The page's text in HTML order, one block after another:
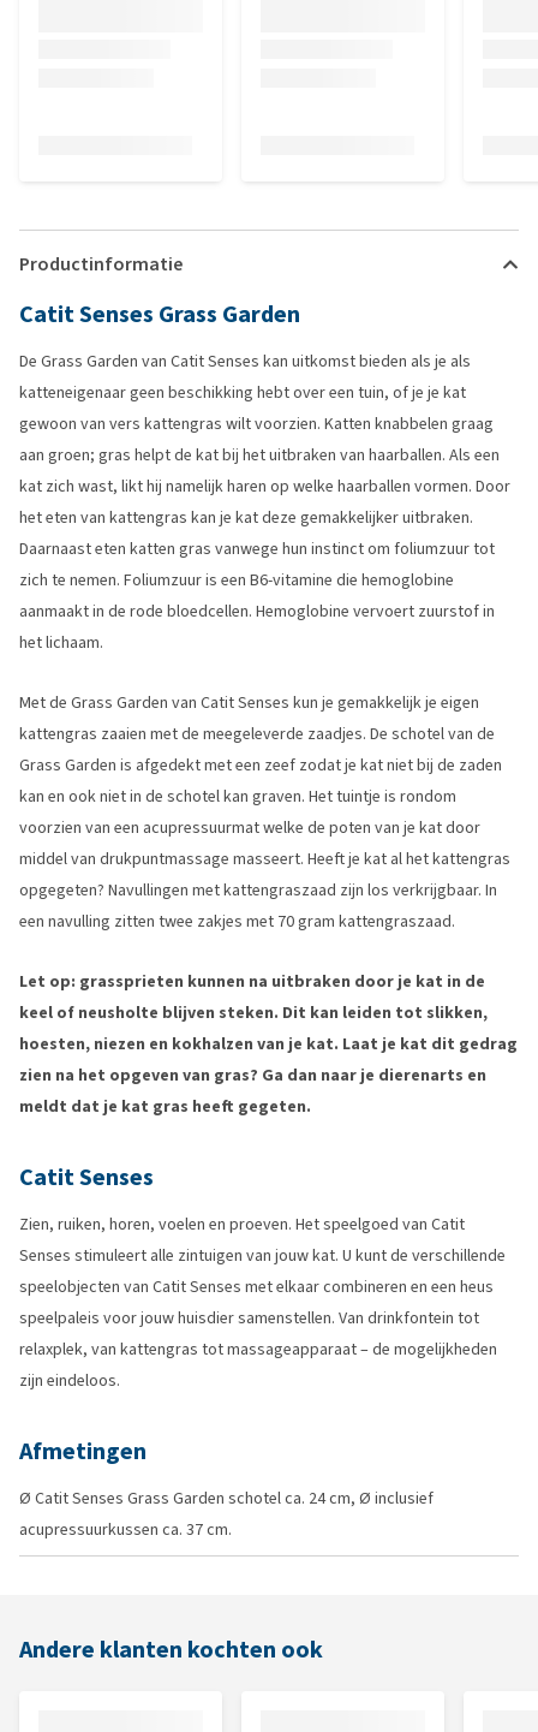
Productinformatie
Catit Senses Grass Garden
De Grass Garden van Catit Senses kan uitkomst bieden als je als
katteneigenaar geen beschikking hebt over een tuin, of je je kat
gewoon van vers kattengras wilt voorzien. Katten knabbelen graag
aan groen; gras helpt de kat bij het uitbraken van haarballen. Als een
kat zich wast, likt hij namelijk haren op welke haarballen vormen. Door
het eten van kattengras kan je kat deze gemakkelijker uitbraken.
Daarnaast eten katten gras vanwege hun instinct om foliumzuur tot
zich te nemen. Foliumzuur is een B6-vitamine die hemoglobine
aanmaakt in de rode bloedcellen. Hemoglobine vervoert zuurstof in
het lichaam.
Met de Grass Garden van Catit Senses kun je gemakkelijk je eigen
kattengras zaaien met de meegeleverde zaadjes. De schotel van de
Grass Garden is afgedekt met een zeef zodat je kat niet bij de zaden
kan en ook niet in de schotel kan graven. Het tuintje is rondom
voorzien van een acupressuurmat welke de poten van je kat door
middel van drukpuntmassage masseert. Heeft je kat al het kattengras
opgegeten? Navullingen met kattengraszaad zijn los verkrijgbaar. In
een navulling zitten twee zakjes met 70 gram kattengraszaad.
Let op: grassprieten kunnen na uitbraken door je kat in de
keel of neusholte blijven steken. Dit kan leiden tot slikken,
hoesten, niezen en kokhalzen van je kat. Laat je kat dit gedrag
zien na het opgeven van gras? Ga dan naar je dierenarts en
meldt dat je kat gras heeft gegeten.
Catit Senses
Zien, ruiken, horen, voelen en proeven. Het speelgoed van Catit
Senses stimuleert alle zintuigen van jouw kat. U kunt de verschillende
speelobjecten van Catit Senses met elkaar combineren en een heus
speelpaleis voor jouw huisdier samenstellen. Van drinkfontein tot
relaxplek, van kattengras tot massageapparaat – de mogelijkheden
zijn eindeloos.
Afmetingen
Ø Catit Senses Grass Garden schotel ca. 24 cm, Ø inclusief
acupressuurkussen ca. 37 cm.
Andere klanten kochten ook